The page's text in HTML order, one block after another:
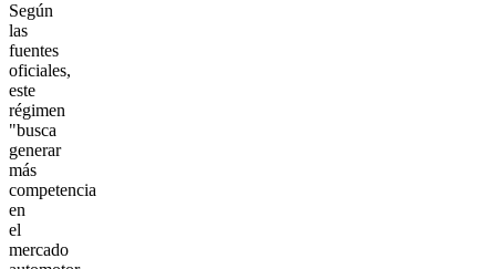
Según
las
fuentes
oficiales,
este
régimen
"busca
generar
más
competencia
en
el
mercado